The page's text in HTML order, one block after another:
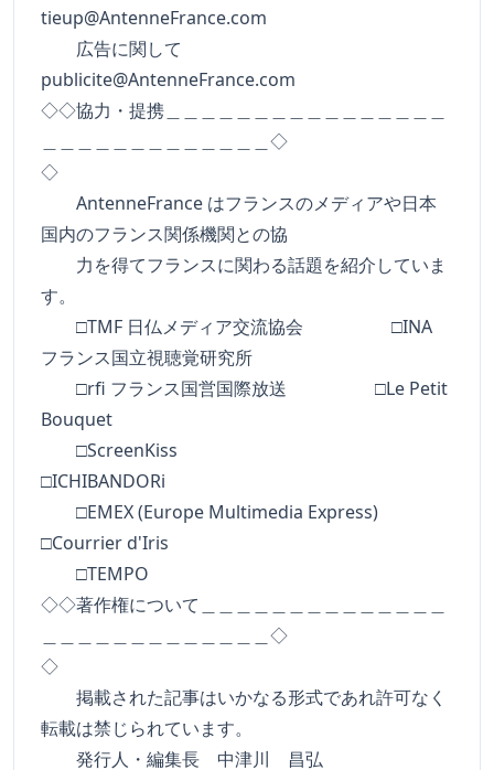
tieup@AntenneFrance.com
広告に関して
publicite@AntenneFrance.com
◇◇協力・提携＿＿＿＿＿＿＿＿＿＿＿＿＿＿＿＿
＿＿＿＿＿＿＿＿＿＿＿＿＿◇
◇
AntenneFrance はフランスのメディアや日本
国内のフランス関係機関との協
力を得てフランスに関わる話題を紹介していま
す。
□TMF 日仏メディア交流協会 □INA
フランス国立視聴覚研究所
□rfi フランス国営国際放送 □Le Petit
Bouquet
□ScreenKiss
□ICHIBANDORi
□EMEX (Europe Multimedia Express)
□Courrier d'Iris
□TEMPO
◇◇著作権について＿＿＿＿＿＿＿＿＿＿＿＿＿＿
＿＿＿＿＿＿＿＿＿＿＿＿＿◇
◇
掲載された記事はいかなる形式であれ許可なく
転載は禁じられています。
発行人・編集長 中津川 昌弘